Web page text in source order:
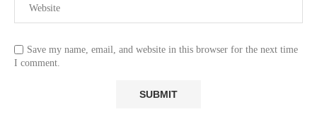
Save my name, email, and website in this browser for the next time
I comment.